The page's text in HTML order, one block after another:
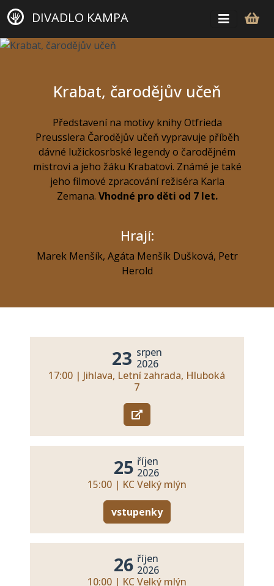
DIVADLO KAMPA
Krabat, čarodějův učeň
Představení na motivy knihy Otfrieda
Preusslera Čarodějův učeň vypravuje příběh
dávné lužickosrbské legendy o čarodějném
mistrovi a jeho žáku Krabatovi. Známé je také
jeho filmové zpracování režiséra Karla
Zemana. Vhodné pro děti od 7 let.
Hrají:
Marek Menšík, Agáta Menšík Dušková, Petr
Herold
23 srpen
2026
17:00 | Jihlava, Letní zahrada, Hluboká
7
25 říjen
2026
15:00 | KC Velký mlýn
vstupenky
26 říjen
2026
10:00 | KC Velký mlýn